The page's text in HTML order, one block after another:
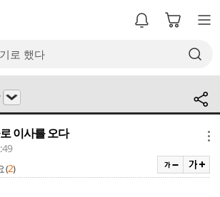
이사를 오다
(2)